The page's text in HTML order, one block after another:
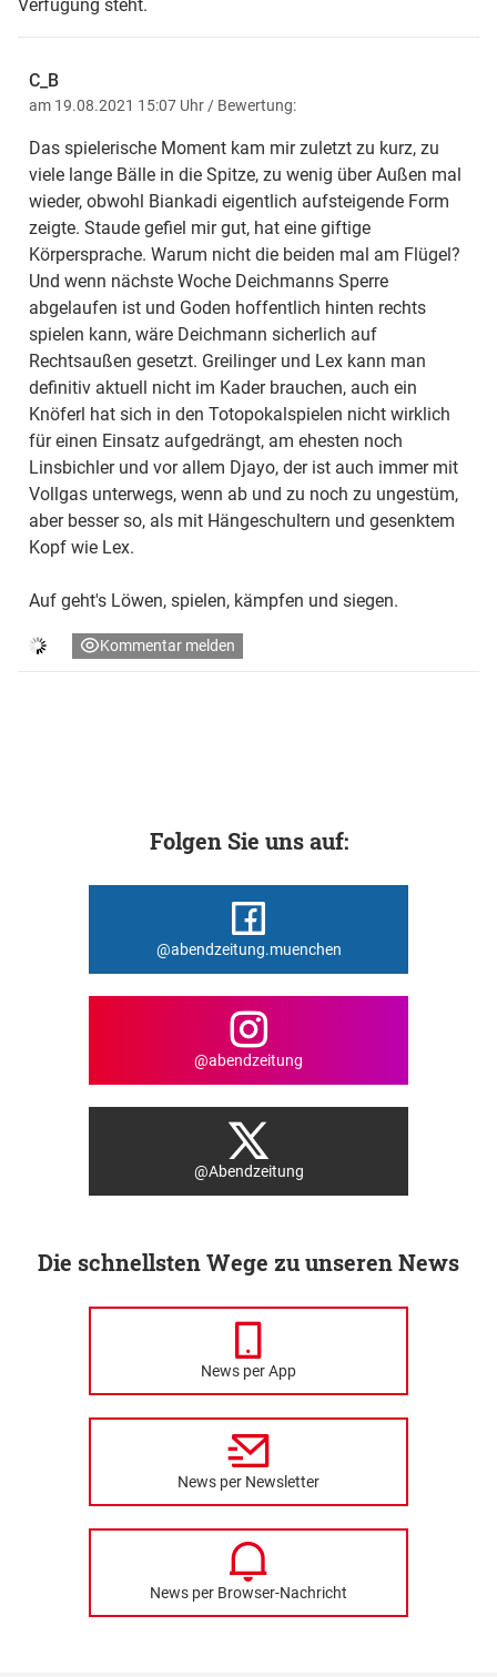
Verfügung steht.
C_B
am 19.08.2021 15:07 Uhr / Bewertung:
Das spielerische Moment kam mir zuletzt zu kurz, zu
viele lange Bälle in die Spitze, zu wenig über Außen mal
wieder, obwohl Biankadi eigentlich aufsteigende Form
zeigte. Staude gefiel mir gut, hat eine giftige
Körpersprache. Warum nicht die beiden mal am Flügel?
Und wenn nächste Woche Deichmanns Sperre
abgelaufen ist und Goden hoffentlich hinten rechts
spielen kann, wäre Deichmann sicherlich auf
Rechtsaußen gesetzt. Greilinger und Lex kann man
definitiv aktuell nicht im Kader brauchen, auch ein
Knöferl hat sich in den Totopokalspielen nicht wirklich
für einen Einsatz aufgedrängt, am ehesten noch
Linsbichler und vor allem Djayo, der ist auch immer mit
Vollgas unterwegs, wenn ab und zu noch zu ungestüm,
aber besser so, als mit Hängeschultern und gesenktem
Kopf wie Lex.
Auf geht's Löwen, spielen, kämpfen und siegen.
Kommentar melden
Folgen Sie uns auf:
@abendzeitung.muenchen
@abendzeitung
@Abendzeitung
Die schnellsten Wege zu unseren News
News per App
News per Newsletter
News per Browser-Nachricht